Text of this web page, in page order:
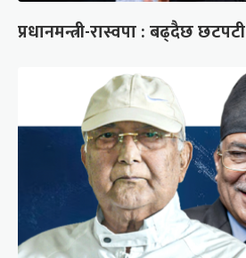
प्रधानमन्त्री-रास्वपा : बढ्दैछ छटपटी